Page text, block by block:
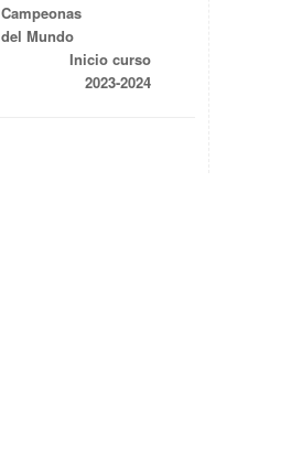
Campeonas
del Mundo
Inicio curso
2023-2024